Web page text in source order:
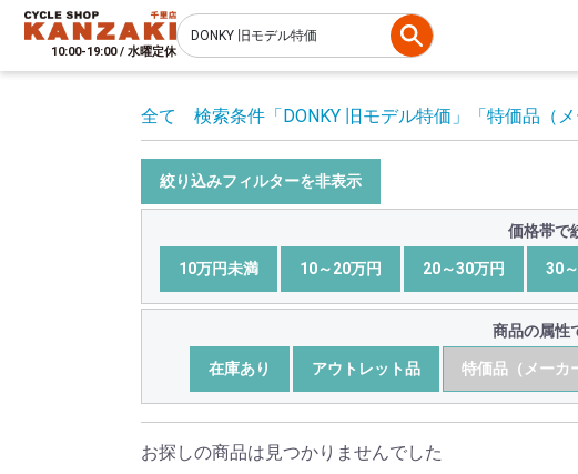
10:00-19:00 / 水曜定休
全て 検索条件 「DONKY 旧モデル特価」 「特価品（
絞り込みフィルターを非表示
価格帯で
10万円未満 10～20万円 20～30万円 30
商品の属性
在庫あり アウトレット品 特価品（メーカ
お探しの商品は見つかりませんでした